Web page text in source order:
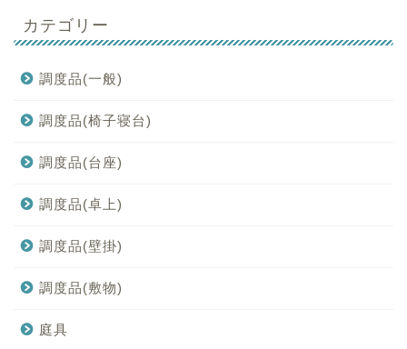
カテゴリー
調度品(一般)
調度品(椅子寝台)
調度品(台座)
調度品(卓上)
調度品(壁掛)
調度品(敷物)
庭具